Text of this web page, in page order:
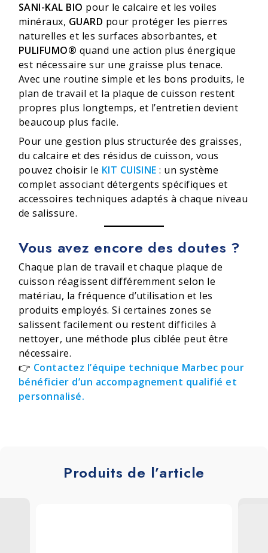
SANI-KAL BIO pour le calcaire et les voiles
minéraux, GUARD pour protéger les pierres
naturelles et les surfaces absorbantes, et
PULIFUMO® quand une action plus énergique
est nécessaire sur une graisse plus tenace.
Avec une routine simple et les bons produits, le
plan de travail et la plaque de cuisson restent
propres plus longtemps, et l’entretien devient
beaucoup plus facile.
Pour une gestion plus structurée des graisses,
du calcaire et des résidus de cuisson, vous
pouvez choisir le KIT CUISINE : un système
complet associant détergents spécifiques et
accessoires techniques adaptés à chaque niveau
de salissure.
Vous avez encore des doutes ?
Chaque plan de travail et chaque plaque de
cuisson réagissent différemment selon le
matériau, la fréquence d’utilisation et les
produits employés. Si certaines zones se
salissent facilement ou restent difficiles à
nettoyer, une méthode plus ciblée peut être
nécessaire.
👉 Contactez l’équipe technique Marbec pour
bénéficier d’un accompagnement qualifié et
personnalisé.
Produits de l’article